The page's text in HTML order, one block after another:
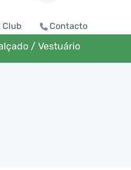
Club Contacto
/ Vestuário